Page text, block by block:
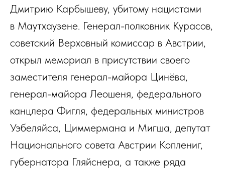
Дмитрию Карбышеву, убитому нацистами
в Маутхаузене. Генерал-полковник Курасов,
советский Верховный комиссар в Австрии,
открыл мемориал в присутствии своего
заместителя генерал-майора Цинёва,
генерал-майора Леошеня, федерального
канцлера Фигля, федеральных министров
Уэбеляйса, Циммермана и Мигша, депутат
Национального совета Австрии Коплениг,
губернатора Гляйснера, а также ряда